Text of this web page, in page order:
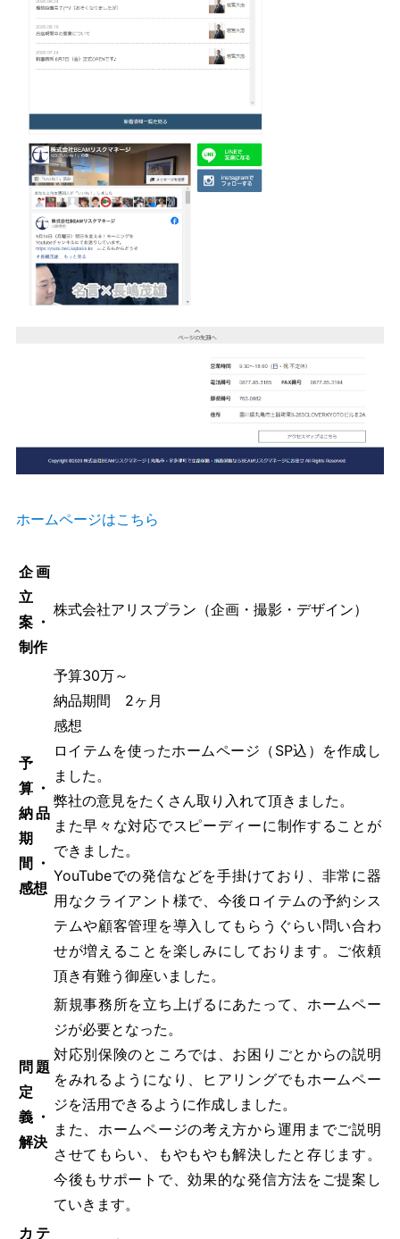
ホームページはこちら
企画
立
案・
制作
株式会社アリスプラン（企画・撮影・デザイン）
予
算・
納品
期
間・
感想
予算30万～
納品期間 2ヶ月
感想
ロイテムを使ったホームページ（SP込）を作成し
ました。
弊社の意見をたくさん取り入れて頂きました。
また早々な対応でスピーディーに制作することが
できました。
YouTubeでの発信などを手掛けており、非常に器
用なクライアント様で、今後ロイテムの予約シス
テムや顧客管理を導入してもらうぐらい問い合わ
せが増えることを楽しみにしております。ご依頼
頂き有難う御座いました。
問題
定
義・
解決
新規事務所を立ち上げるにあたって、ホームペー
ジが必要となった。
対応別保険のところでは、お困りごとからの説明
をみれるようになり、ヒアリングでもホームペー
ジを活用できるように作成しました。
また、ホームページの考え方から運用までご説明
させてもらい、もやもやも解決したと存じます。
今後もサポートで、効果的な発信方法をご提案し
ていきます。
カテ